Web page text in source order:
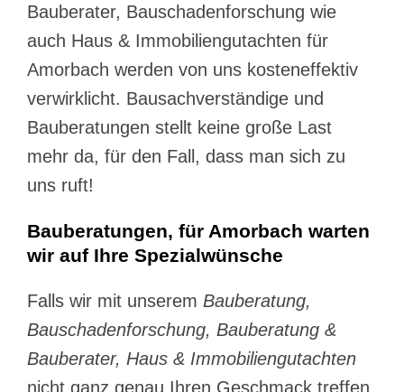
Bauberater, Bauschadenforschung wie
auch Haus & Immobiliengutachten für
Amorbach werden von uns kosteneffektiv
verwirklicht. Bausachverständige und
Bauberatungen stellt keine große Last
mehr da, für den Fall, dass man sich zu
uns ruft!
Bauberatungen, für Amorbach warten
wir auf Ihre Spezialwünsche
Falls wir mit unserem Bauberatung,
Bauschadenforschung, Bauberatung &
Bauberater, Haus & Immobiliengutachten
nicht ganz genau Ihren Geschmack treffen,